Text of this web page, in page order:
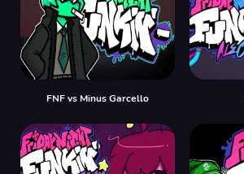
FNF vs Minus Garcello